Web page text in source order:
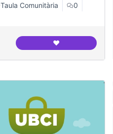
Taula Comunitària
0
❤️Associació